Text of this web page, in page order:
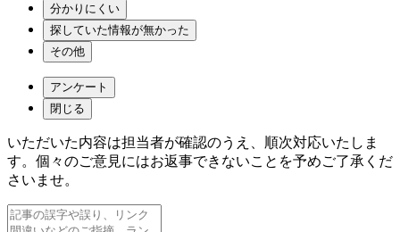
分かりにくい
探していた情報が無かった
その他
アンケート
閉じる
いただいた内容は担当者が確認のうえ、順次対応いたしま
す。個々のご意見にはお返事できないことを予めご了承くだ
さいませ。